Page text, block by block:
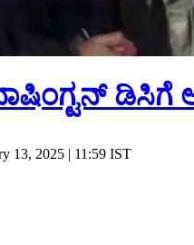
ಡಿಸಿಗೆ
13, 2025 | 11:59 IST